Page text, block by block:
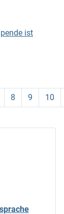
ist
8 9 10